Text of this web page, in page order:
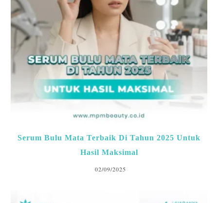
Serum Bulu Mata Terbaik Di Tahun 2025 Untuk
Hasil Maksimal
02/09/2025